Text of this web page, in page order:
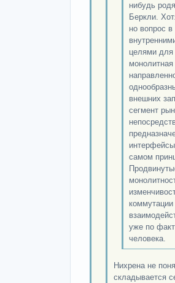
нибудь
Беркли.
но вопрос
целями для
монолитная
внешних
сегмент
самом
уже по
человека.
Нихрена не
складывается